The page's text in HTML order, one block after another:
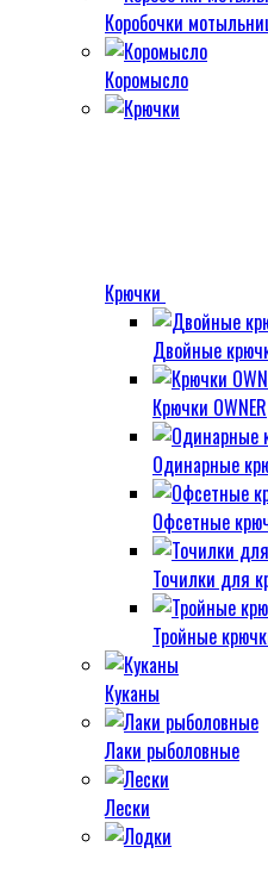
Коробочки
Коромысло
Крючки
Двойные
Крючки OWNER
Одинарные
Офсетные
Точилки для
Тройные
Куканы
Лаки рыболовные
Лески